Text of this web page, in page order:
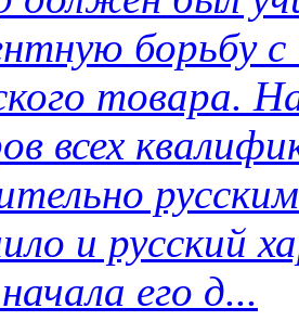
борьбу с
товара.
всех
и русский
его д...